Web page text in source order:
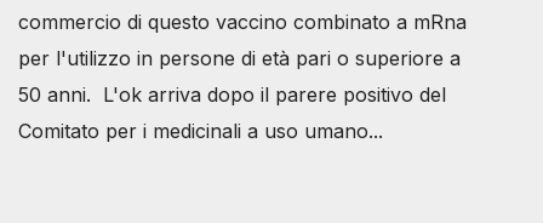
commercio di questo vaccino combinato a mRna
per l'utilizzo in persone di età pari o superiore a
50 anni. L'ok arriva dopo il parere positivo del
Comitato per i medicinali a uso umano...